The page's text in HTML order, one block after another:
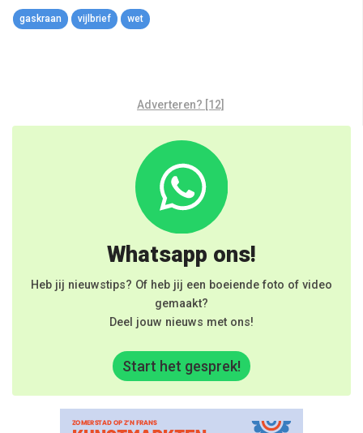
gaskraan vijlbrief wet
Adverteren? [12]
Whatsapp ons!
Heb jij nieuwstips? Of heb jij een boeiende foto of video
gemaakt?
Deel jouw nieuws met ons!
Start het gesprek!